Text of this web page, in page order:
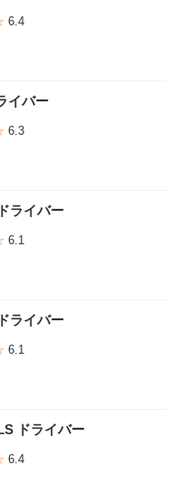
6.4
イバー
6.3
ライバー
6.1
ライバー
6.1
ドライバー
6.4